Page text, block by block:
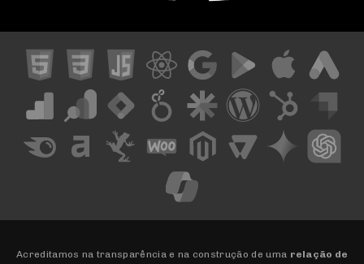
Acreditamos na transparência e na construção de uma relação de